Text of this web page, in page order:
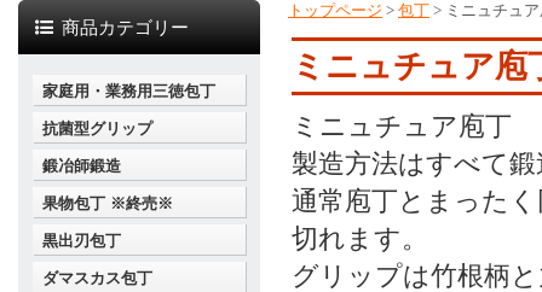
トップページ > 包丁 > ミニュチュ
ミニュチュア庖
ミニュチュア庖丁
製造方法はすべて鍛
通常庖丁とまった
切れます。
グリップは竹根柄
商品カテゴリー
家庭用・業務用三徳包丁
抗菌型グリップ
鍛冶師鍛造
果物包丁 ※終売※
黒出刃包丁
ダマスカス包丁